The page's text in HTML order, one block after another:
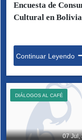
Encuesta de
Cultural en Bolivia
Continuar Leyendo
07 Jul,
DIÁLOGOS AL CAFÉ